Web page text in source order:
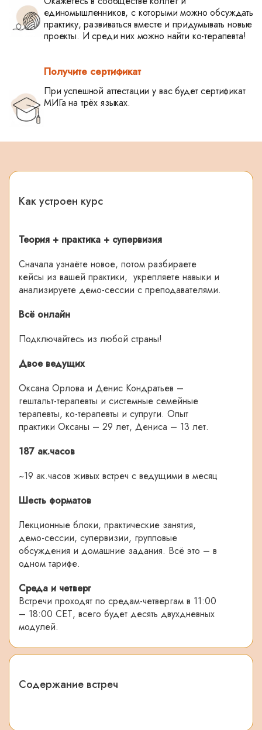
единомышленников, с которыми можно обсуждать
практику, развиваться вместе и придумывать новые
проекты. И среди них можно найти ко-терапевта!
Получите сертификат
При успешной аттестации у вас будет сертификат
МИГа на трёх языках.
Как устроен курс
Теория + практика + супервизия
Сначала узнаёте новое, потом разбираете
кейсы из вашей практики, укрепляете навыки и
анализируете демо-сессии с преподавателями.
Всё онлайн
Подключайтесь из любой страны!
Двое ведущих
Оксана Орлова и Денис Кондратьев –
гештальт-терапевты и системные семейные
терапевты, ко-терапевты и супруги. Опыт
практики Оксаны – 29 лет, Дениса – 13 лет.
187 ак.часов
~19 ак.часов живых встреч с ведущими в месяц
Шесть форматов
Лекционные блоки, практические занятия,
демо-сессии, супервизии, групповые
обсуждения и домашние задания. Всё это – в
одном тарифе.
Среда и четверг
Встречи проходят по средам-четвергам в 11:00
– 18:00 СЕТ, всего будет десять двухдневных
модулей.
Содержание встреч